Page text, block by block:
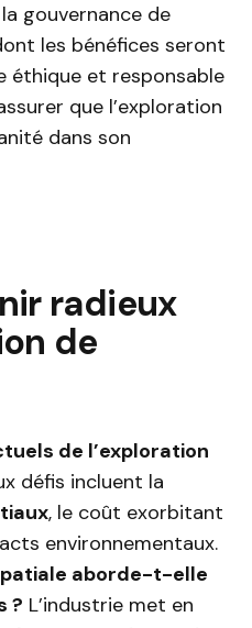
gouvernance de
les bénéfices seront
éthique et responsable
que l’exploration
dans son
radieux
de
de l’exploration
défis incluent la
, le coût exorbitant
environnementaux.
aborde-t-elle
? L’industrie met en